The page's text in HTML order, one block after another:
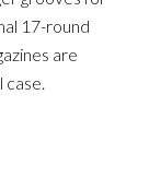
17-round
are
case.